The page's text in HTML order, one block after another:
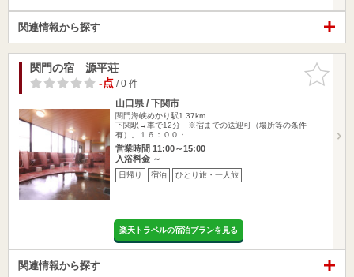
関連情報から探す
お気に入
りに追加
関門の宿 源平荘
-点/ 0 件
山口県 / 下関市
関門海峡めかり駅1.37km
下関駅→車で12分 ※宿までの送迎可（場所等の条件
有）。１６：００・…
営業時間 11:00～15:00
入浴料金 ～
日帰り 宿泊 ひとり旅・一人旅
楽天トラベルの宿泊プランを見る
関連情報から探す